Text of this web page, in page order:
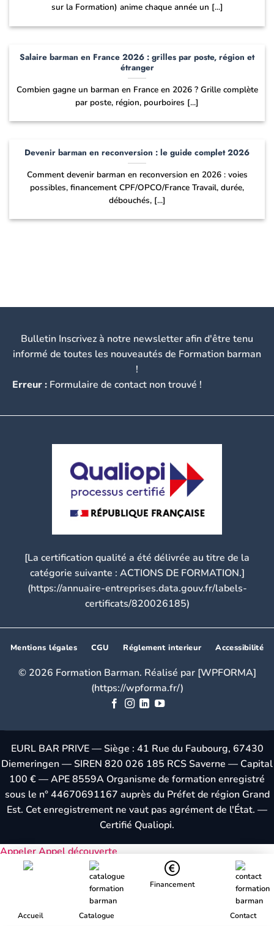
sur la Formation) anime chaque année un [...]
Salaire barman en France 2026 : grilles par poste, région et
étranger
Combien gagne un barman en France en 2026 ? Grille complète
par poste, région, pourboires [...]
Devenir barman en reconversion : le guide complet 2026
Comment devenir barman en reconversion en 2026 : voies
possibles, financement CPF/OPCO/France Travail, durée,
débouchés, [...]
Bulletin Inscrivez à notre newsletter afin d'être tenu
informé de toutes les nouveautés de Formation barman
!
Erreur : Formulaire de contact non trouvé !
[La certification qualité a été délivrée au titre de la
catégorie suivante : ACTIONS DE FORMATION.]
(https://annuaire-entreprises.data.gouv.fr/labels-
certificats/820026185)
Mentions légales CGU Réglement interieur Accessibilité
© 2026 Formation Barman. Réalisé par [WPFORMA]
(https://wpforma.fr/)
EURL BAR PRIVE — Siège : 41 Rue du Faubourg, 67430
Diemeringen — SIREN 820 026 185 RCS Saverne — Capital
100 € — APE 8559A Organisme de formation enregistré
sous le n° 44670691167 auprès du Préfet de région Grand
Est. Cet enregistrement ne vaut pas agrément de l'État. —
Certifié Qualiopi.
AppelerAppel découverte
Accueil Catalogue
Financement
Contact